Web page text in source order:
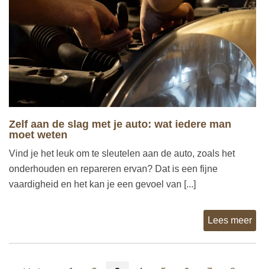
Zelf aan de slag met je auto: wat iedere man
moet weten
Vind je het leuk om te sleutelen aan de auto, zoals het
onderhouden en repareren ervan? Dat is een fijne
vaardigheid en het kan je een gevoel van [...]
Lees meer